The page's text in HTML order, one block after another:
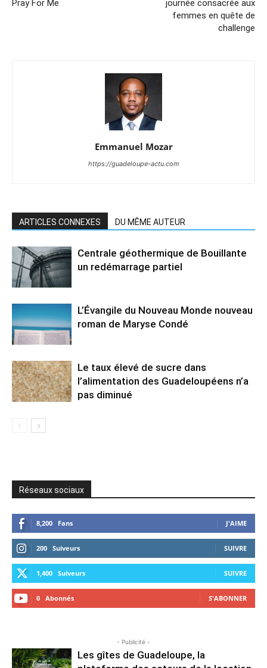
Pray For Me
journée consacrée aux
femmes en quête de
challenge
Emmanuel Mozar
https://guadeloupe-actu.com
ARTICLES CONNEXES DU MÊME AUTEUR
Centrale géothermique de Bouillante
un redémarrage partiel
L’Évangile du Nouveau Monde nouveau
roman de Maryse Condé
Le taux élevé de sucre dans
l’alimentation des Guadeloupéens n’a
pas diminué
Réseaux sociaux
8,200 Fans J'AIME
200 Suiveurs SUIVRE
1,400 Suiveurs SUIVRE
0 Abonnés S'ABONNER
- Publicité -
Les gîtes de Guadeloupe, la